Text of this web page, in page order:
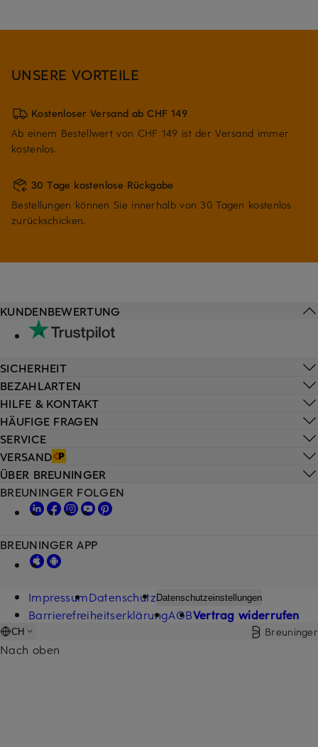
UNSERE VORTEILE
Kostenloser Versand ab CHF 149
Ab einem Bestellwert von CHF 149 ist der Versand immer
kostenlos.
30 Tage kostenlose Rückgabe
Bestellungen können Sie innerhalb von 30 Tagen kostenlos
zurückschicken.
HILFE & KONTAKT
HÄUFIGE FRAGEN
SERVICE
VERSAND
KUNDENBEWERTUNG
SICHERHEIT
BEZAHLARTEN
ÜBER BREUNINGER
BREUNINGER FOLGEN
BREUNINGER APP
ImpressumDatenschutzDatenschutzeinstellungen
BarrierefreiheitserklärungAGBVertrag widerrufen
CH Breuninger
Nach oben